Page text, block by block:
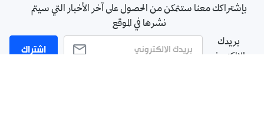
بإشتراكك معنا ستتمكن من الحصول على آخر الأخبار التي سيتم
نشرها في الموقع
بريدك
الالكتروني
اشتراك